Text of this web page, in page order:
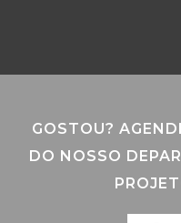
GOSTOU?
DO NOSSO